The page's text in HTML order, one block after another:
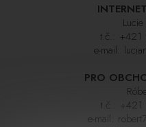
t.č.:
e-mail:
PRO
t.č.:
e-mail: